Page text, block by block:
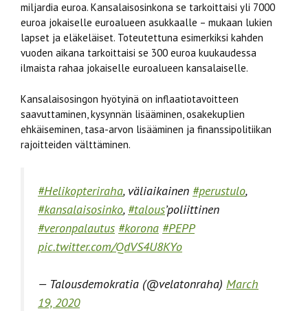
miljardia euroa. Kansalaisosinkona se tarkoittaisi yli 7000
euroa jokaiselle euroalueen asukkaalle – mukaan lukien
lapset ja eläkeläiset. Toteutettuna esimerkiksi kahden
vuoden aikana tarkoittaisi se 300 euroa kuukaudessa
ilmaista rahaa jokaiselle euroalueen kansalaiselle.
Kansalaisosingon hyötyinä on inflaatiotavoitteen
saavuttaminen, kysynnän lisääminen, osakekuplien
ehkäiseminen, tasa-arvon lisääminen ja finanssipolitiikan
rajoitteiden välttäminen.
#Helikopteriraha, väliaikainen #perustulo,
#kansalaisosinko, #talous’poliittinen
#veronpalautus #korona #PEPP
pic.twitter.com/QdVS4U8KYo
— Talousdemokratia (@velatonraha) March
19, 2020